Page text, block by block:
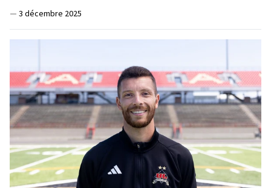
— 3 décembre 2025